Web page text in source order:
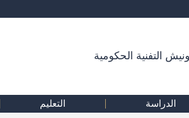
التفنية الحكومية
الدراسة التعليم